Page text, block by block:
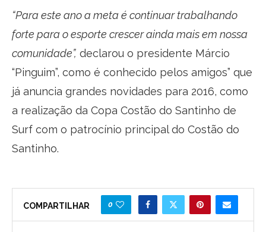
“Para este ano a meta é continuar trabalhando
forte para o esporte crescer ainda mais em nossa
comunidade”, declarou o presidente Márcio
“Pinguim”, como é conhecido pelos amigos” que
já anuncia grandes novidades para 2016, como
a realização da Copa Costão do Santinho de
Surf com o patrocínio principal do Costão do
Santinho.
COMPARTILHAR 0